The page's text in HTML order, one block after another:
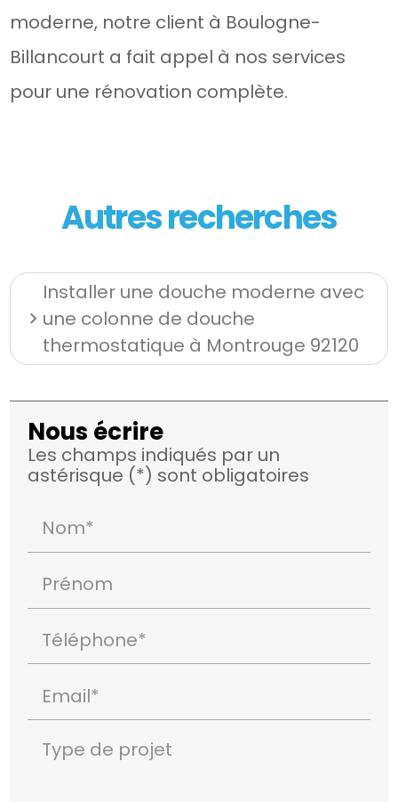
moderne, notre client à Boulogne-
Billancourt a fait appel à nos services
pour une rénovation complète.
Autres recherches
Installer une douche moderne avec
une colonne de douche
thermostatique à Montrouge 92120
Nous écrire
Les champs indiqués par un
astérisque (*) sont obligatoires
Nom*
Prénom
Téléphone*
Email*
Type de projet